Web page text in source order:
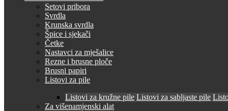
Setovi pribora
Svrdla
Krunska svrdla
Špice i sjekači
Četke
Nastavci za mješalice
Rezne i brusne ploče
Brusni papiri
Listovi za pile
Listovi za kružne pile Listovi za sabljaste pile
Za višenamjenski alat